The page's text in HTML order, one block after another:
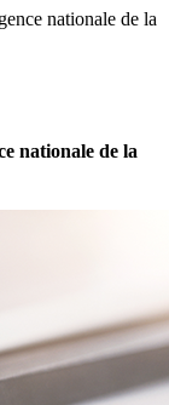
nationale de la
nationale de la